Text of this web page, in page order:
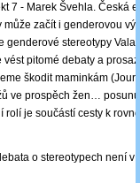
7 - Marek Švehla. Česká
začít i genderovou
genderové stereotypy
pitomé debaty a
škodit maminkám
ve prospěch žen…
je součástí cesty k
o stereotypech není v